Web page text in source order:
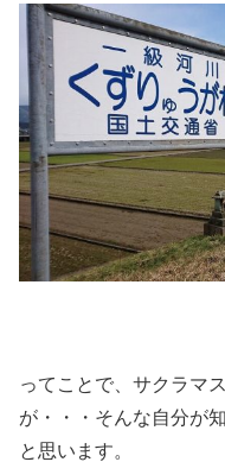
ってことで、サクラマ
が・・・そんな自分が
と思います。